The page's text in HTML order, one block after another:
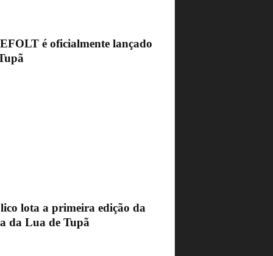
é oficialmente lançado
lota a primeira edição da
da Lua de Tupã